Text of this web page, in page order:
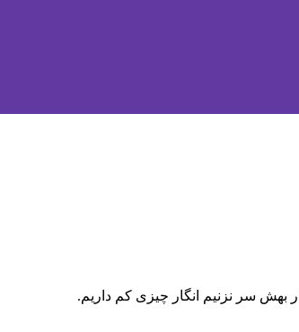
بهش سر نزنیم انگار چیزی کم داریم.